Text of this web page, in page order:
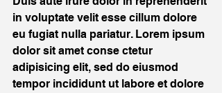
in voluptate velit esse cillum dolore
eu fugiat nulla pariatur. Lorem ipsum
dolor sit amet conse ctetur
adipisicing elit, sed do eiusmod
tempor incididunt ut labore et dolore